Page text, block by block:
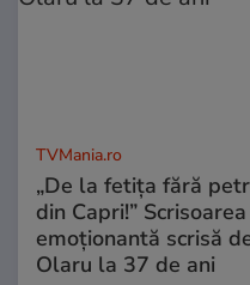
TVMania.ro
„De la fetița fără
din Capri!” Scrisoarea
emoționantă scrisă
Olaru la 37 de ani